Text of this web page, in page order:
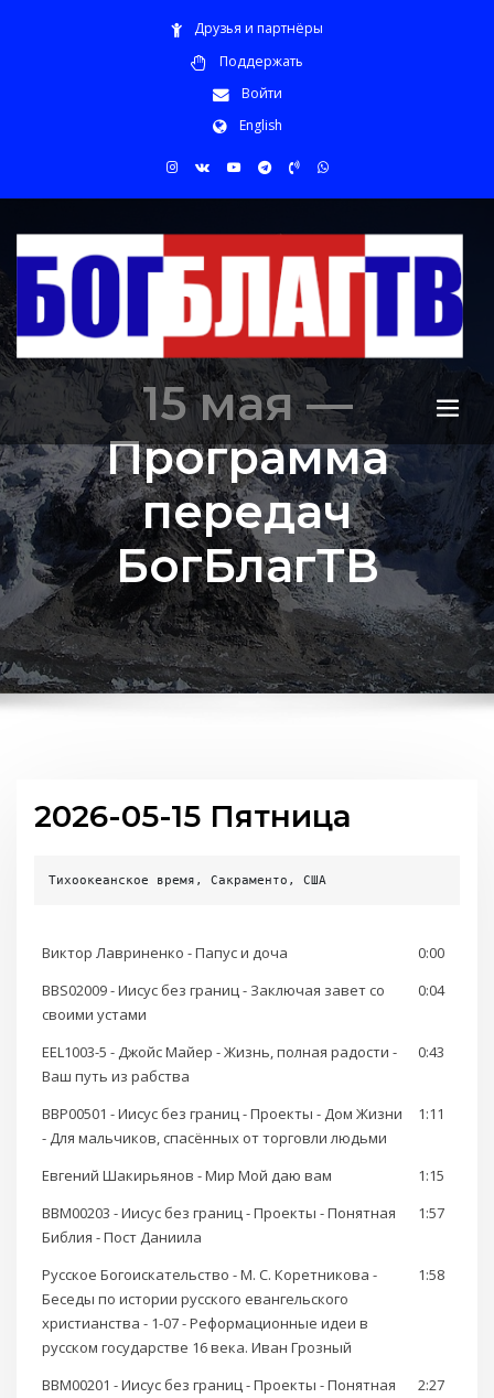
Друзья и партнёры
Поддержать
Войти
English
15 мая —
Программа
передач
БогБлагТВ
2026-05-15 Пятница
Тихоокеанское время, Сакраменто, США
Виктор Лавриненко - Папус и доча
0:00
BBS02009 - Иисус без границ - Заключая завет со
своими устами
0:04
EEL1003-5 - Джойс Майер - Жизнь, полная радости -
Ваш путь из рабства
0:43
BBP00501 - Иисус без границ - Проекты - Дом Жизни
- Для мальчиков, спасённых от торговли людьми
1:11
Евгений Шакирьянов - Мир Мой даю вам
1:15
BBM00203 - Иисус без границ - Проекты - Понятная
Библия - Пост Даниила
1:57
Русское Богоискательство - М. С. Коретникова -
Беседы по истории русского евангельского
христианства - 1-07 - Реформационные идеи в
русском государстве 16 века. Иван Грозный
1:58
BBM00201 - Иисус без границ - Проекты - Понятная
2:27